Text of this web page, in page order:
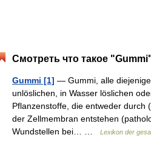
Смотреть что такое
Gummi [1] — Gummi, alle
unlöslichen, in Wasser löslichen
Pflanzenstoffe, die entweder durch
der Zellmembran entstehen
Wundstellen bei… …
Lexikon der